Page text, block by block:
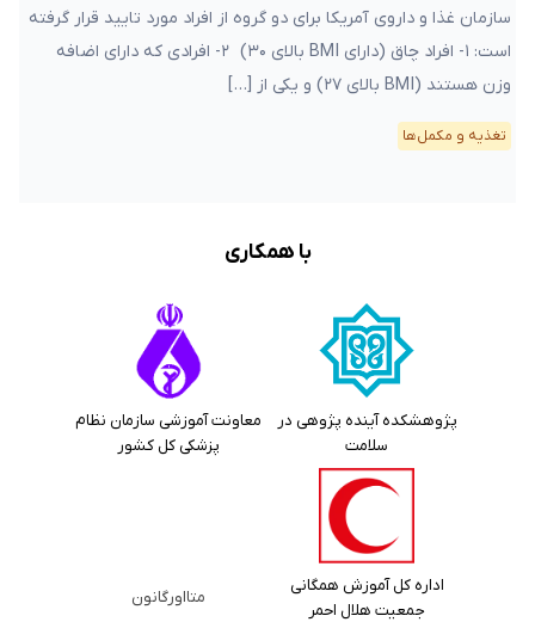
سازمان غذا و داروی آمریکا برای دو گروه از افراد مورد تایید قرار گرفته
است: ۱- افراد چاق (دارای BMI بالای ۳۰) ۲- افرادی که دارای اضافه
وزن هستند (BMI بالای ۲۷) و یکی از […]
تغذیه و مکمل‌ها
با همکاری
پژوهشکده آینده پژوهی در
سلامت
معاونت آموزشی سازمان نظام
پزشکی کل کشور
اداره کل آموزش همگانی
جمعیت هلال احمر
متااورگانون